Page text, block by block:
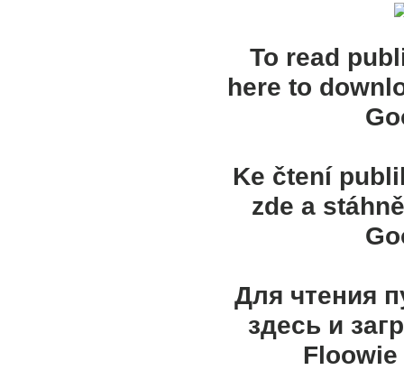
To read
here to
Ke čtení
zde a
Для чтения
здесь и
Floowie